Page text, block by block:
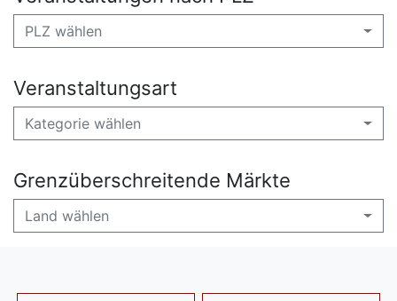
PLZ wählen
Veranstaltungsart
Kategorie wählen
Grenzüberschreitende Märkte
Land wählen